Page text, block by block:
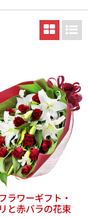
ラワーギフト・
と赤バラの花束